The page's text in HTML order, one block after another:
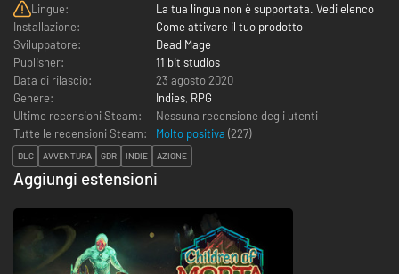
Lingue:
La tua lingua non è supportata. Vedi elenco
Installazione:
Come attivare il tuo prodotto
Sviluppatore:
Dead Mage
Publisher:
11 bit studios
Data di rilascio:
23 agosto 2020
Genere:
Indies, RPG
Ultime recensioni Steam:
Nessuna recensione degli utenti
Tutte le recensioni Steam:
Molto positiva (227)
DLC AVVENTURA GDR INDIE AZIONE
Aggiungi estensioni